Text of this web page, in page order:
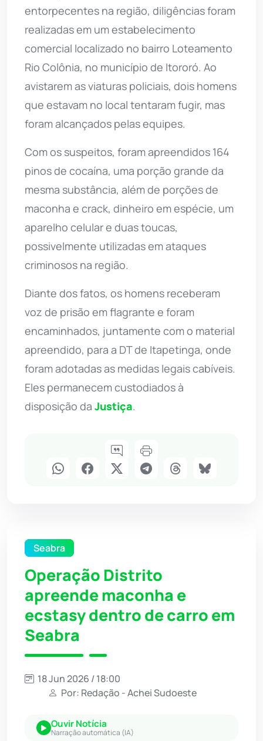
entorpecentes na região, diligências foram
realizadas em um estabelecimento
comercial localizado no bairro Loteamento
Rio Colônia, no município de Itororó. Ao
avistarem as viaturas policiais, dois homens
que estavam no local tentaram fugir, mas
foram alcançados pelas equipes.
Com os suspeitos, foram apreendidos 164
pinos de cocaína, uma porção grande da
mesma substância, além de porções de
maconha e crack, dinheiro em espécie, um
aparelho celular e duas toucas,
possivelmente utilizadas em ataques
criminosos na região.
Diante dos fatos, os homens receberam
voz de prisão em flagrante e foram
encaminhados, juntamente com o material
apreendido, para a DT de Itapetinga, onde
foram adotadas as medidas legais cabíveis.
Eles permanecem custodiados à
disposição da Justiça.
Seabra
Operação Distrito
apreende maconha e
ecstasy dentro de carro em
Seabra
18 Jun 2026 / 18:00
Por: Redação - Achei Sudoeste
Ouvir Notícia
Narração automática (IA)